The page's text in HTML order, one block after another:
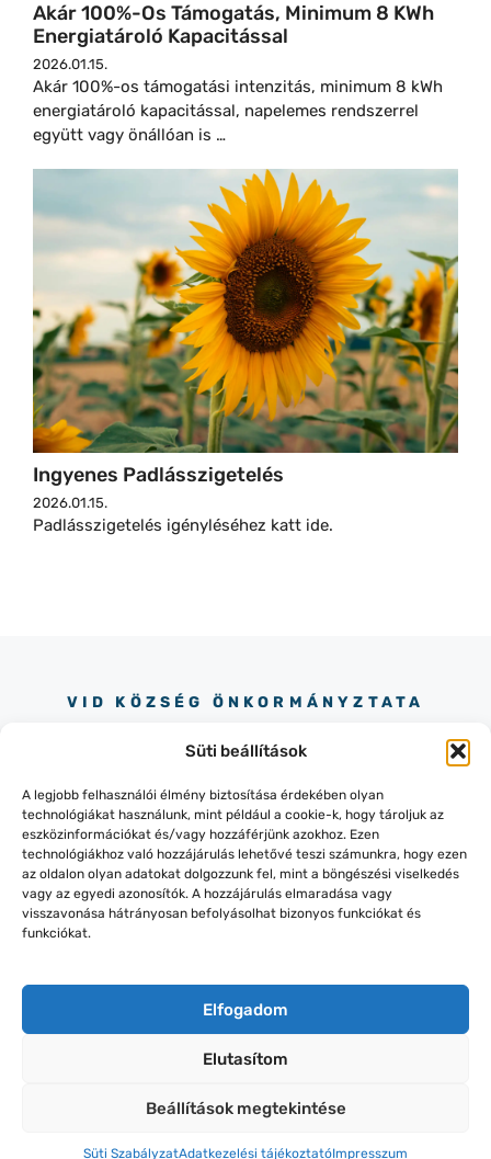
Süti beállítások
A legjobb felhasználói élmény biztosítása érdekében olyan
technológiákat használunk, mint például a cookie-k, hogy tároljuk az
eszközinformációkat és/vagy hozzáférjünk azokhoz. Ezen
technológiákhoz való hozzájárulás lehetővé teszi számunkra, hogy ezen
az oldalon olyan adatokat dolgozzunk fel, mint a böngészési viselkedés
vagy az egyedi azonosítók. A hozzájárulás elmaradása vagy
visszavonása hátrányosan befolyásolhat bizonyos funkciókat és
funkciókat.
Elfogadom
Elutasítom
Beállítások megtekintése
Süti SzabályzatAdatkezelési tájékoztatóImpresszum
Akár 100%-Os Támogatás, Minimum 8 KWh
Energiatároló Kapacitással
2026.01.15.
Akár 100%-os támogatási intenzitás, minimum 8 kWh
energiatároló kapacitással, napelemes rendszerrel
együtt vagy önállóan is …
Ingyenes Padlásszigetelés
2026.01.15.
Padlásszigetelés igényléséhez katt ide.
VID KÖZSÉG ÖNKORMÁNYZTATA
+36 30 245 73 90
8484 VID, SZÉCHENYI TÉR 14.
ONLINESTORY.HU
IMPRESSZUM